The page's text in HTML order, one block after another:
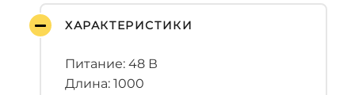
ХАРАКТЕРИСТИКИ
Питание: 48 В
Длина: 1000